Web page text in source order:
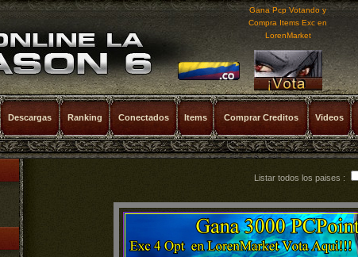
Gana Pcp Votando y
Compra Items Exc en
LorenMarket
Descargas Ranking Conectados Items Comprar Creditos Videos
Listar todos los paises :